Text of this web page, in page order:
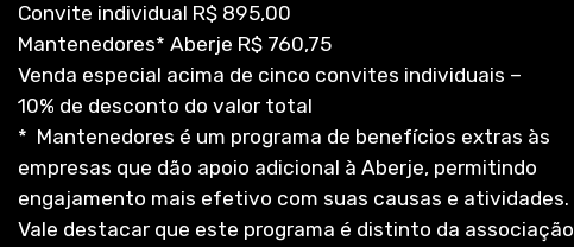
Convite individual R$ 895,00
Mantenedores* Aberje R$ 760,75
Venda especial acima de cinco convites individuais –
10% de desconto do valor total
* Mantenedores é um programa de benefícios extras às
empresas que dão apoio adicional à Aberje, permitindo
engajamento mais efetivo com suas causas e atividades.
Vale destacar que este programa é distinto da associação